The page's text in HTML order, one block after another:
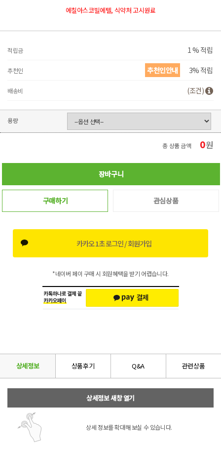
에칠아스코빌에텔, 식약처 고시원료
적립금 1 % 적립
추천인 추천인안내 3% 적립
배송비 (조건)
용량
총 상품 금액 0원
장바구니
구매하기 관심상품
카카오 1초 로그인 / 회원가입
*네이버 페이 구매 시 회원혜택을 받기 어렵습니다.
상세정보 상품후기 Q&A 관련상품
상세정보 새창 열기
상세 정보를 확대해 보실 수 있습니다.